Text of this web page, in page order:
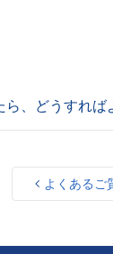
、どうすれば
よくあるご